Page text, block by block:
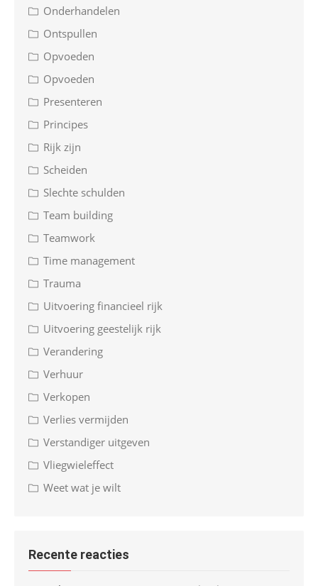
Onderhandelen
Ontspullen
Opvoeden
Opvoeden
Presenteren
Principes
Rijk zijn
Scheiden
Slechte schulden
Team building
Teamwork
Time management
Trauma
Uitvoering financieel rijk
Uitvoering geestelijk rijk
Verandering
Verhuur
Verkopen
Verlies vermijden
Verstandiger uitgeven
Vliegwieleffect
Weet wat je wilt
Recente reacties